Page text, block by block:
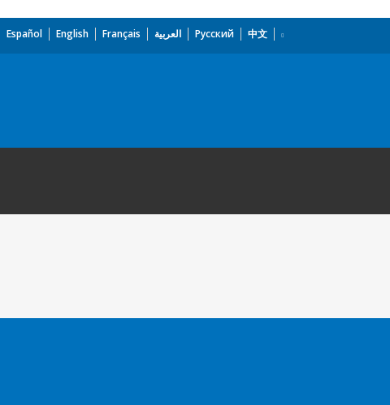
Español English Français العربية Русский 中文